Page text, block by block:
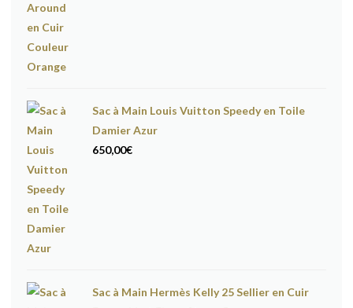
Sac à Main Louis Vuitton Speedy en Toile
Damier Azur
650,00€
Sac à Main Hermès Kelly 25 Sellier en Cuir